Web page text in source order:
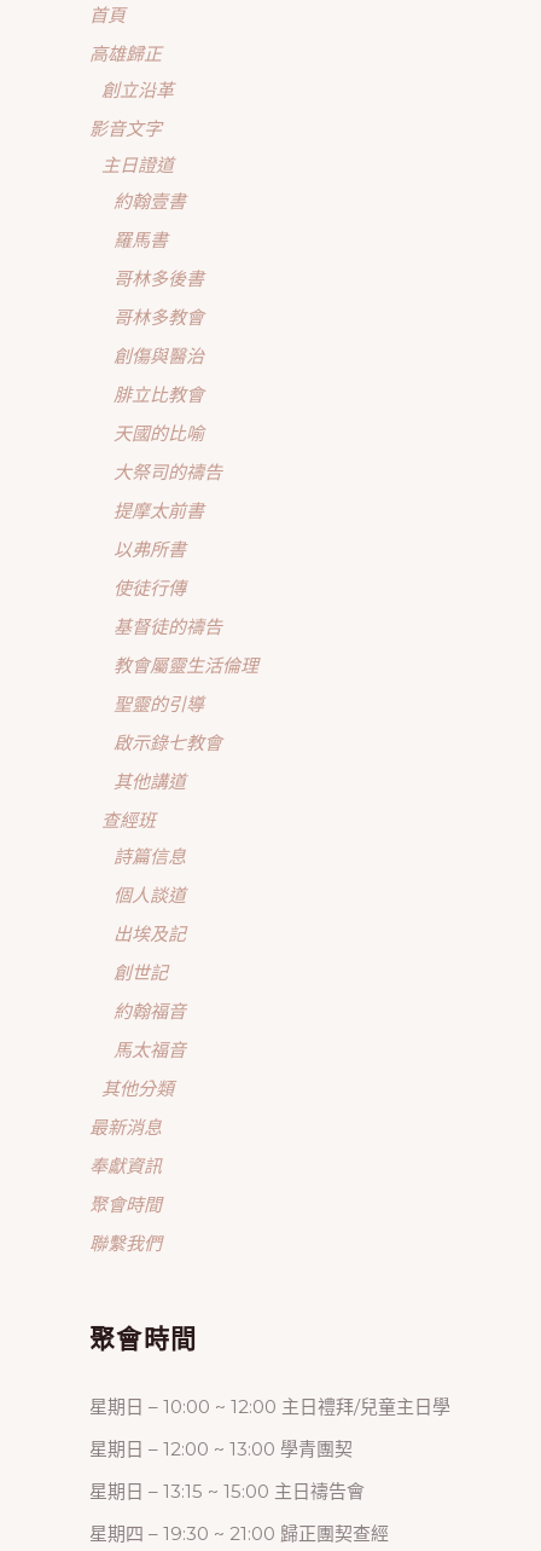
首頁
高雄歸正
創立沿革
影音文字
主日證道
約翰壹書
羅馬書
哥林多後書
哥林多教會
創傷與醫治
腓立比教會
天國的比喻
大祭司的禱告
提摩太前書
以弗所書
使徒行傳
基督徒的禱告
教會屬靈生活倫理
聖靈的引導
啟示錄七教會
其他講道
查經班
詩篇信息
個人談道
出埃及記
創世記
約翰福音
馬太福音
其他分類
最新消息
奉獻資訊
聚會時間
聯繫我們
聚會時間
星期日 – 10:00 ~ 12:00 主日禮拜/兒童主日學
星期日 – 12:00 ~ 13:00 學青團契
星期日 – 13:15 ~ 15:00 主日禱告會
星期四 – 19:30 ~ 21:00 歸正團契查經